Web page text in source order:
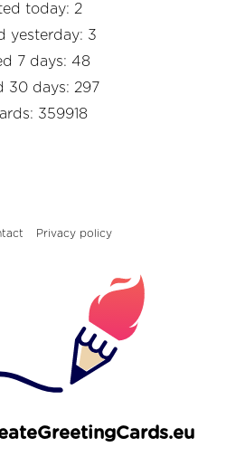
today: 2
yesterday: 3
7 days: 48
30 days: 297
359918
Privacy policy